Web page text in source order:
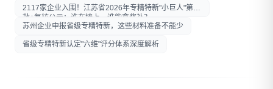
2117家企业入围！江苏省2026年专精特新"小巨人"第八
批+复核公示：谁在榜上，谁能拿奖补？
苏州企业申报省级专精特新，这些材料准备不能少
省级专精特新认定"六维"评分体系深度解析